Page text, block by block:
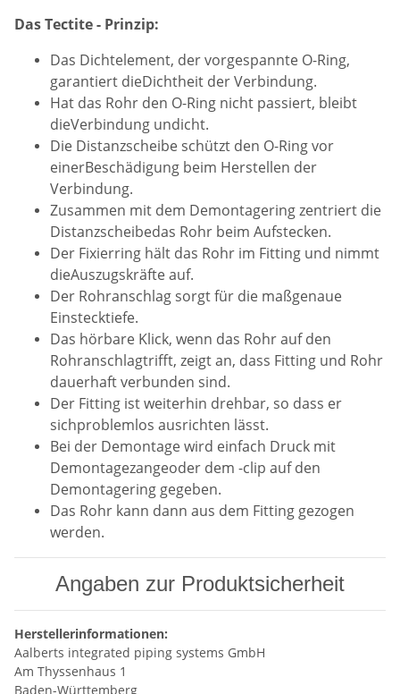
Das Tectite - Prinzip:
Das Dichtelement, der vorgespannte O-Ring,
garantiert dieDichtheit der Verbindung.
Hat das Rohr den O-Ring nicht passiert, bleibt
dieVerbindung undicht.
Die Distanzscheibe schützt den O-Ring vor
einerBeschädigung beim Herstellen der
Verbindung.
Zusammen mit dem Demontagering zentriert die
Distanzscheibedas Rohr beim Aufstecken.
Der Fixierring hält das Rohr im Fitting und nimmt
dieAuszugskräfte auf.
Der Rohranschlag sorgt für die maßgenaue
Einstecktiefe.
Das hörbare Klick, wenn das Rohr auf den
Rohranschlagtrifft, zeigt an, dass Fitting und Rohr
dauerhaft verbunden sind.
Der Fitting ist weiterhin drehbar, so dass er
sichproblemlos ausrichten lässt.
Bei der Demontage wird einfach Druck mit
Demontagezangeoder dem -clip auf den
Demontagering gegeben.
Das Rohr kann dann aus dem Fitting gezogen
werden.
Angaben zur Produktsicherheit
Herstellerinformationen:
Aalberts integrated piping systems GmbH
Am Thyssenhaus 1
Baden-Württemberg